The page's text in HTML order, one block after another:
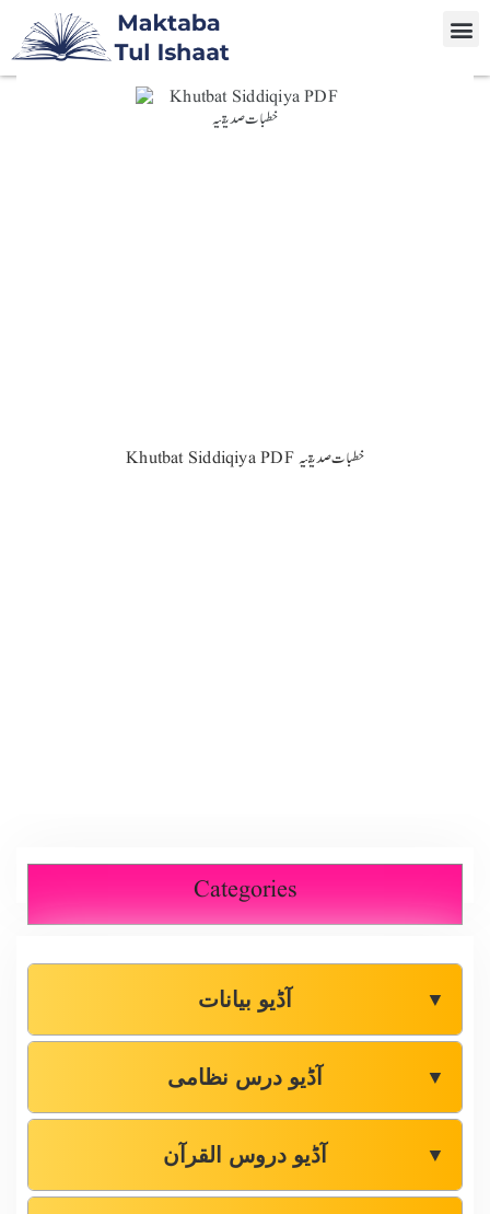
Khutbat Siddiqiya PDF خطبات صدیقیہ
Categories
آڈیو بیانات ▼
آڈیو درس نظامی ▼
آڈیو دروس القرآن ▼